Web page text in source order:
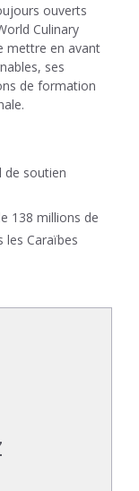
ouverts
Culinary
mettre en avant
ses
de formation
de soutien
138 millions de
les Caraïbes